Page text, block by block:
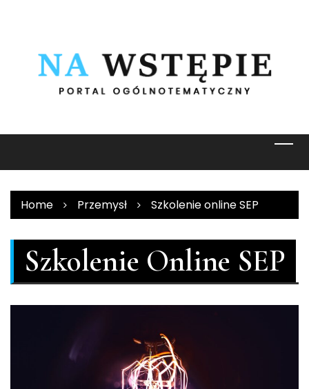
Home Przemysł Szkolenie online SEP
Szkolenie Online SEP